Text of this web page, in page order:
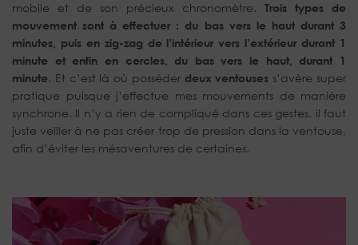
mobile et de son précieux chronomètre. Trois types de
mouvement sont à effectuer : du bas vers le haut durant 3
minutes, puis en zig-zag de l’intérieur vers l’extérieur durant 1
minute et enfin en cercles, du bas vers le haut, durant 1
minute. Et c’est là où posséder deux ventouses s’avère super
pratique puisque j’effectue mes mouvements de manière
synchrone. Il n’y a rien de compliqué dans ces gestes, il faut
juste veiller à ne pas créer trop de pression dans la ventouse,
afin d’éviter les mésaventures de certaines.